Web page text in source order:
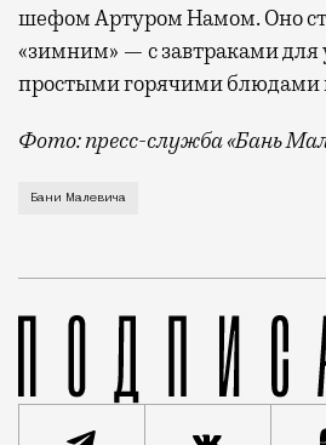
шефом Артуром Намом. Оно
«зимним» — с завтраками для
простыми горячими блюдами
Фото: пресс-служба «Бань
Если вам в последнее время
Бани Малевича